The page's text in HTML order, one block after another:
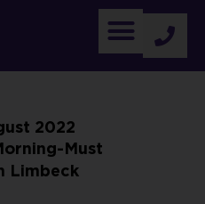
2022
Must
Limbeck